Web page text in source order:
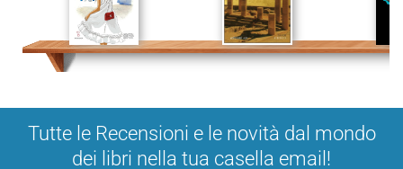
Tutte le Recensioni e le novità dal mondo
dei libri nella tua casella email!